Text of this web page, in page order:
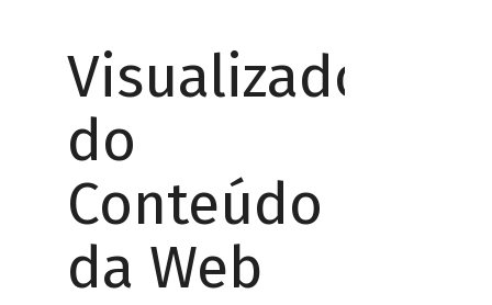
Visualizador
do
Conteúdo
da Web